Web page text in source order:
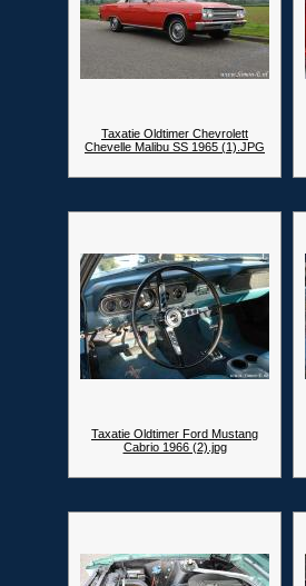
Taxatie Oldtimer Chevrolett
Chevelle Malibu SS 1965 (1).JPG
Taxatie Oldtimer Ford Mustang
Cabrio 1966 (2).jpg